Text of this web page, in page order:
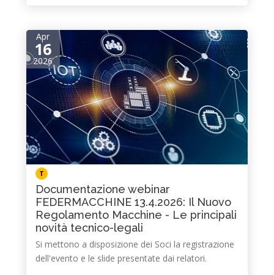
Apr
16
2026
T
Documentazione webinar
FEDERMACCHINE 13.4.2026: Il Nuovo
Regolamento Macchine - Le principali
novità tecnico-legali
Si mettono a disposizione dei Soci la registrazione
dell'evento e le slide presentate dai relatori.